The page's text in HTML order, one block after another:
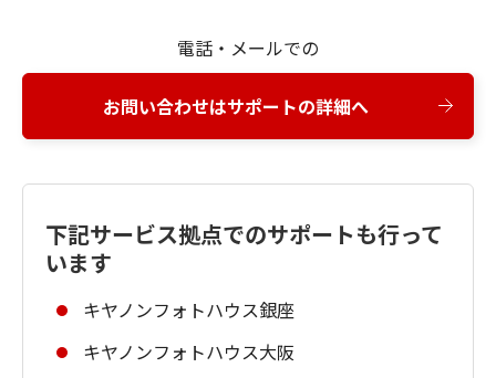
電話・メールでの
お問い合わせはサポートの詳細へ
下記サービス拠点でのサポートも行って
います
キヤノンフォトハウス銀座
キヤノンフォトハウス大阪